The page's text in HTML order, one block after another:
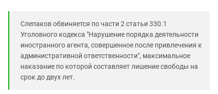
Слепаков обвиняется по части 2 статьи 330.1
Уголовного кодекса "Нарушение порядка деятельности
иностранного агента, совершенное после привлечения к
административной ответственности", максимальное
наказание по которой составляет лишение свободы на
срок до двух лет.